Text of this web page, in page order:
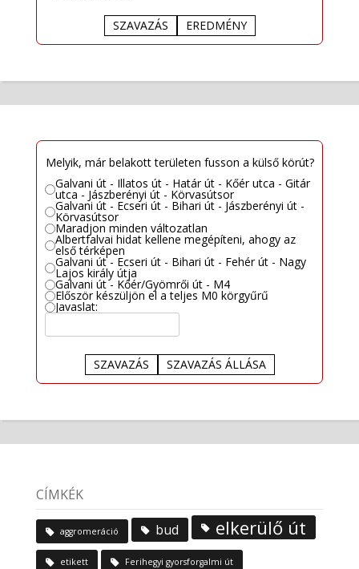
SZAVAZÁS EREDMÉNY
Melyik, már belakott területen fusson a külső körút?
Galvani út - Illatos út - Határ út - Kőér utca - Gitár
utca - Jászberényi út - Körvasútsor
Galvani út - Ecseri út - Bihari út - Jászberényi út -
Körvasútsor
Maradjon minden változatlan
Albertfalvai hidat kellene megépíteni, ahogy az
első térképen
Galvani út - Ecseri út - Bihari út - Fehér út - Nagy
Lajos király útja
Galvani út - Kőér/Gyömrői út - M4
Először készüljön el a teljes M0 körgyűrű
Javaslat:
SZAVAZÁS SZAVAZÁS ÁLLÁSA
CÍMKÉK
aggromeráció bud elkerülő út
etikett Ferihegyi gyorsforgalmi út